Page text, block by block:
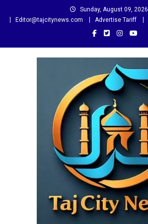
Sunday, August 09, 2026
Editor@tajcitynews.com
Advertise Tariff